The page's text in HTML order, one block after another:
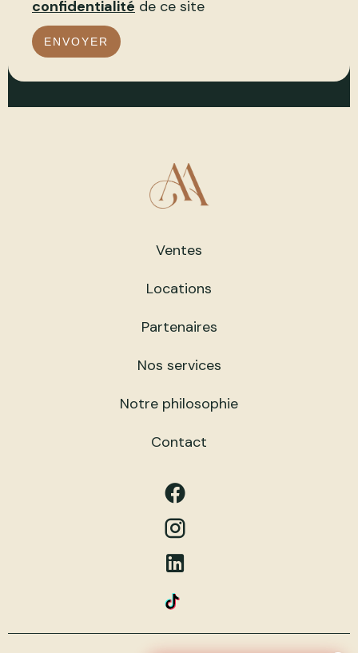
confidentialité de ce site
ENVOYER
Ventes
Locations
Partenaires
Nos services
Notre philosophie
Contact